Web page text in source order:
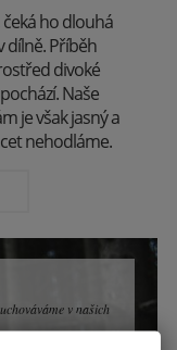
ho dlouhá
dílně. Příběh
divoké
Naše
je však jasný a
nehodláme.
v našich